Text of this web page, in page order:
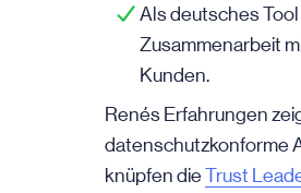
Als deutsches
Zusammenarbeit
Kunden.
Renés Erfahrungen
datenschutzkonforme
knüpfen dieTrust